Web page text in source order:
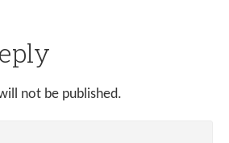
not be published.